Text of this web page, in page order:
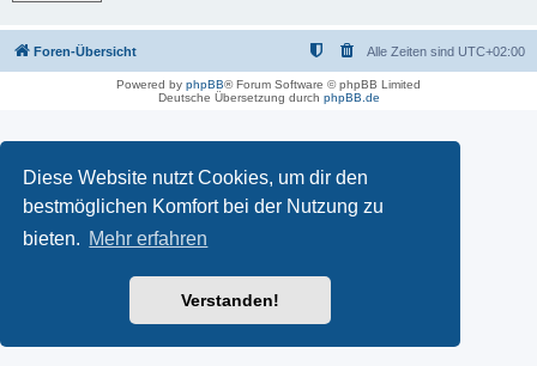
Diese Website nutzt Cookies, um dir den
bestmöglichen Komfort bei der Nutzung zu
bieten. Mehr erfahren
Verstanden!
Foren-Übersicht Alle Zeiten sind UTC+02:00
Powered by phpBB® Forum Software © phpBB Limited
Deutsche Übersetzung durch phpBB.de